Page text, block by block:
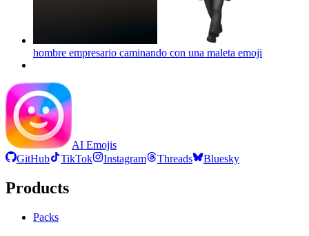
hombre empresario caminando con una maleta emoji
AI Emojis
GitHub
TikTok Instagram Threads Bluesky
Products
Packs